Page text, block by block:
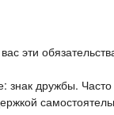
эти
дружбы.